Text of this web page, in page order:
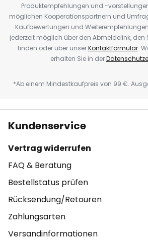
Produktempfehlungen und -
möglichen Kooperationspartnern und
Kaufbewertungen und
jederzeit möglich über den Abmeldelink, den
finden oder über unserKontaktformular.
erhalten Sie in der
*Ab einem Mindestkaufpreis von 99 €.
Kundenservice
Vertrag widerrufen
FAQ & Beratung
Bestellstatus prüfen
Rücksendung/Retouren
Zahlungsarten
Versandinformationen